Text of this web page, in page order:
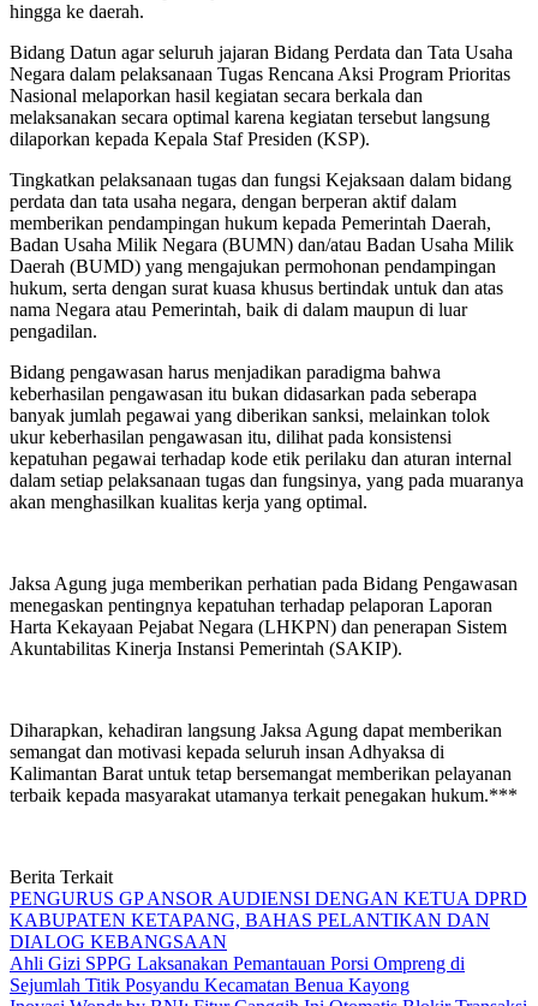
hingga ke daerah.
Bidang Datun agar seluruh jajaran Bidang Perdata dan Tata Usaha
Negara dalam pelaksanaan Tugas Rencana Aksi Program Prioritas
Nasional melaporkan hasil kegiatan secara berkala dan
melaksanakan secara optimal karena kegiatan tersebut langsung
dilaporkan kepada Kepala Staf Presiden (KSP).
Tingkatkan pelaksanaan tugas dan fungsi Kejaksaan dalam bidang
perdata dan tata usaha negara, dengan berperan aktif dalam
memberikan pendampingan hukum kepada Pemerintah Daerah,
Badan Usaha Milik Negara (BUMN) dan/atau Badan Usaha Milik
Daerah (BUMD) yang mengajukan permohonan pendampingan
hukum, serta dengan surat kuasa khusus bertindak untuk dan atas
nama Negara atau Pemerintah, baik di dalam maupun di luar
pengadilan.
Bidang pengawasan harus menjadikan paradigma bahwa
keberhasilan pengawasan itu bukan didasarkan pada seberapa
banyak jumlah pegawai yang diberikan sanksi, melainkan tolok
ukur keberhasilan pengawasan itu, dilihat pada konsistensi
kepatuhan pegawai terhadap kode etik perilaku dan aturan internal
dalam setiap pelaksanaan tugas dan fungsinya, yang pada muaranya
akan menghasilkan kualitas kerja yang optimal.
Jaksa Agung juga memberikan perhatian pada Bidang Pengawasan
menegaskan pentingnya kepatuhan terhadap pelaporan Laporan
Harta Kekayaan Pejabat Negara (LHKPN) dan penerapan Sistem
Akuntabilitas Kinerja Instansi Pemerintah (SAKIP).
Diharapkan, kehadiran langsung Jaksa Agung dapat memberikan
semangat dan motivasi kepada seluruh insan Adhyaksa di
Kalimantan Barat untuk tetap bersemangat memberikan pelayanan
terbaik kepada masyarakat utamanya terkait penegakan hukum.***
Berita Terkait
PENGURUS GP ANSOR AUDIENSI DENGAN KETUA DPRD
KABUPATEN KETAPANG, BAHAS PELANTIKAN DAN
DIALOG KEBANGSAAN
Ahli Gizi SPPG Laksanakan Pemantauan Porsi Ompreng di
Sejumlah Titik Posyandu Kecamatan Benua Kayong